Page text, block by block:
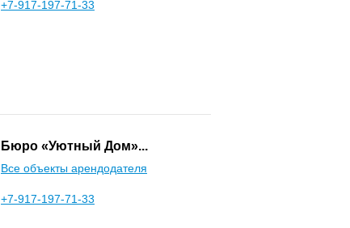
+7-917-197-71-33
Бюро «Уютный Дом»...
Все объекты арендодателя
+7-917-197-71-33